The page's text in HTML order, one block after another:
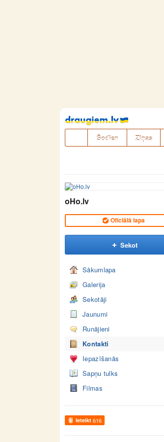
Pāriet
uz
saturu
Šodien Ziņas
oHo.lv
Oficiālā lapa
Sekot
Sākumlapa
Galerija
Sekotāji
Jaunumi
Runājieni
Kontakti
Iepazīšanās
Sapņu tulks
Filmas
Ieteikt 616